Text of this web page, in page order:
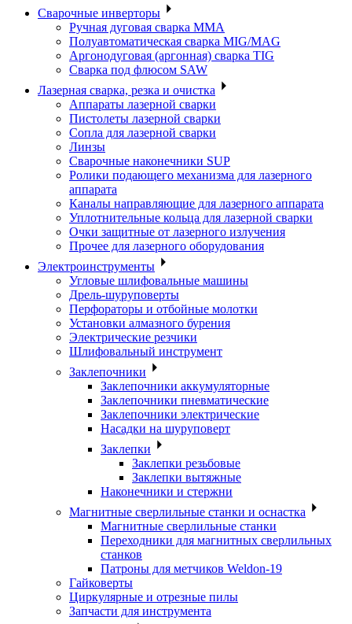
Сварочные инверторы
Ручная дуговая сварка MMA
Полуавтоматическая сварка MIG/MAG
Аргонодуговая (аргонная) сварка TIG
Сварка под флюсом SAW
Лазерная сварка, резка и очистка
Аппараты лазерной сварки
Пистолеты лазерной сварки
Сопла для лазерной сварки
Линзы
Сварочные наконечники SUP
Ролики подающего механизма для лазерного
аппарата
Каналы направляющие для лазерного аппарата
Уплотнительные кольца для лазерной сварки
Очки защитные от лазерного излучения
Прочее для лазерного оборудования
Электроинструменты
Угловые шлифовальные машины
Дрель-шуруповерты
Перфораторы и отбойные молотки
Установки алмазного бурения
Электрические резчики
Шлифовальный инструмент
Заклепочники
Заклепочники аккумуляторные
Заклепочники пневматические
Заклепочники электрические
Насадки на шуруповерт
Заклепки
Заклепки резьбовые
Заклепки вытяжные
Наконечники и стержни
Магнитные сверлильные станки и оснастка
Магнитные сверлильные станки
Переходники для магнитных сверлильных
станков
Патроны для метчиков Weldon-19
Гайковерты
Циркулярные и отрезные пилы
Запчасти для инструмента